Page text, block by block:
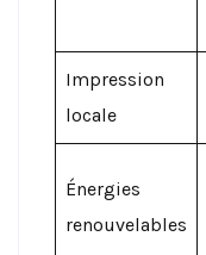
Impression
locale
Énergies
renouvelables